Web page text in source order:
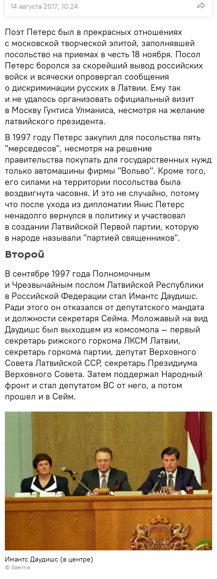
14 августа 2017, 10:24
Поэт Петерс был в прекрасных отношениях
с московской творческой элитой, заполнявшей
посольство на приемах в честь 18 ноября. Посол
Петерс боролся за скорейший вывод российских
войск и всячески опровергал сообщения
о дискриминации русских в Латвии. Ему так
и не удалось организовать официальный визит
в Москву Гунтиса Улманиса, несмотря на желание
латвийского президента.
В 1997 году Петерс закупил для посольства пять
"мерседесов", несмотря на решение
правительства покупать для государственных нужд
только автомашины фирмы "Вольво". Кроме того,
его силами на территории посольства была
воздвигнута часовня. И это не случайно, потому
что после ухода из дипломатии Янис Петерс
ненадолго вернулся в политику и участвовал
в создании Латвийской Первой партии, которую
в народе называли "партией священников".
Второй
В сентябре 1997 года Полномочным
и Чрезвычайным послом Латвийской Республики
в Российской Федерации стал Имантс Даудишс.
Ради этого он отказался от депутатского мандата
и должности секретаря Сейма. Моложавый на вид
Даудишс был выходцем из комсомола — первый
секретарь рижского горкома ЛКСМ Латвии,
секретарь горкома партии, депутат Верховного
Совета Латвийской ССР, секретарь Президиума
Верховного Совета. Затем поддержал Народный
фронт и стал депутатом ВС от него, а потом
прошел и в Сейм.
Имантс Даудишс (в центре)
© Saeima